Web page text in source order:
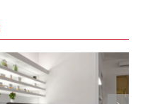
Apartament a